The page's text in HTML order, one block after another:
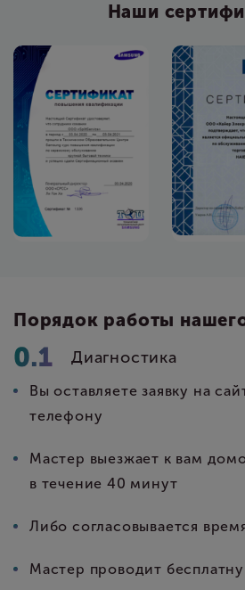
Наши
Порядок работы
Диагностика
Вы оставляете заявку на
телефону
Мастер выезжает к вам
в течение 40 минут
Либо согласовывается
Мастер проводит